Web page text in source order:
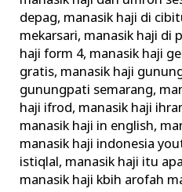
depag, manasik haji di
mekarsari, manasik haji di
haji form 4, manasik haji
gratis, manasik haji
gunungpati semarang,
haji ifrod, manasik haji
manasik haji in english,
manasik haji indonesia
istiqlal, manasik haji itu
manasik haji kbih arofah